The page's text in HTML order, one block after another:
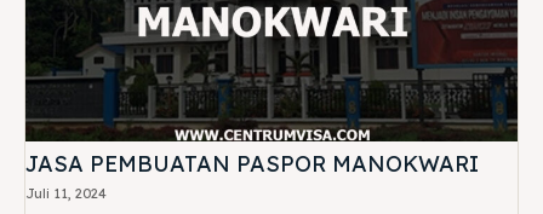
JASA PEMBUATAN PASPOR MANOKWARI
Juli 11, 2024